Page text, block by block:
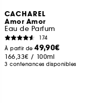
CACHAREL
Amor Amor
Eau de Parfum
174
À partir de49,90€
166,33€ / 100ml
3 contenances disponibles